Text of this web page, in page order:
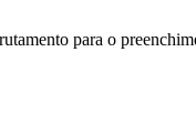
para o